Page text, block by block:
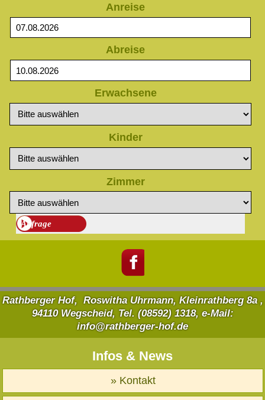
Anreise
Abreise
Erwachsene
Kinder
Zimmer
Rathberger Hof, Roswitha Uhrmann, Kleinrathberg 8a ,
94110 Wegscheid, Tel. (08592) 1318, e-Mail:
info@rathberger-hof.de
Infos & News
» Kontakt